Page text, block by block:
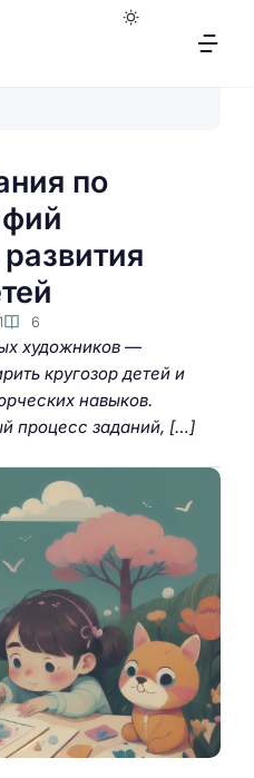
по
6
художников —
кругозор детей и
навыков.
процесс заданий, […]